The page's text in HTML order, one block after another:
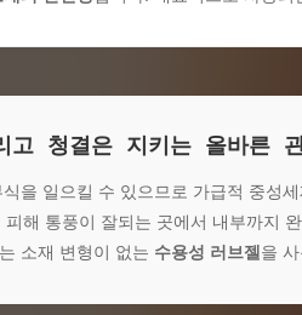
고 청결은 지키는 올바른
을 일으킬 수 있으므로 가급적 중성
해 통풍이 잘되는 곳에서 내부까지
소재 변형이 없는 수용성 러브젤 을